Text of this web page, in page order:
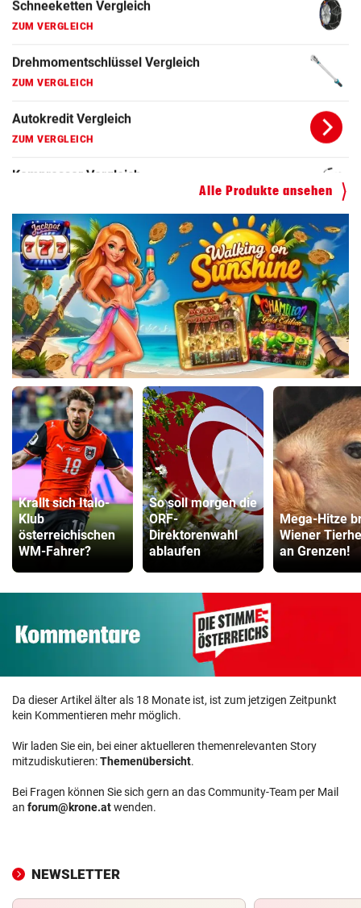
Drehmomentschlüssel Vergleich
Autokredit Vergleich
Kompressor Vergleich
Alle Produkte ansehen
Krallt sich Italo-
Klub
österreichischen
WM-Fahrer?
So soll morgen die
ORF-
Direktorenwahl
ablaufen
Mega-Hitze
Wiener
an Grenzen!
Da dieser Artikel älter als 18 Monate ist, ist zum jetzigen Zeitpunkt
kein Kommentieren mehr möglich.
Wir laden Sie ein, bei einer aktuelleren themenrelevanten Story
mitzudiskutieren:Themenübersicht.
Bei Fragen können Sie sich gern an das Community-Team per Mail
an forum@krone.atwenden.
NEWSLETTER